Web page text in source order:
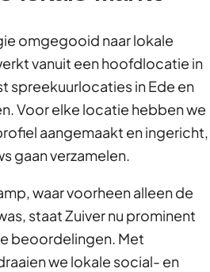
omgegooid naar lokale
vanuit een hoofdlocatie in
spreekuurlocaties in Ede en
Voor elke locatie hebben we
aangemaakt en ingericht,
gaan verzamelen.
waar voorheen alleen de
staat Zuiver nu prominent
beoordelingen. Met
we lokale social- en